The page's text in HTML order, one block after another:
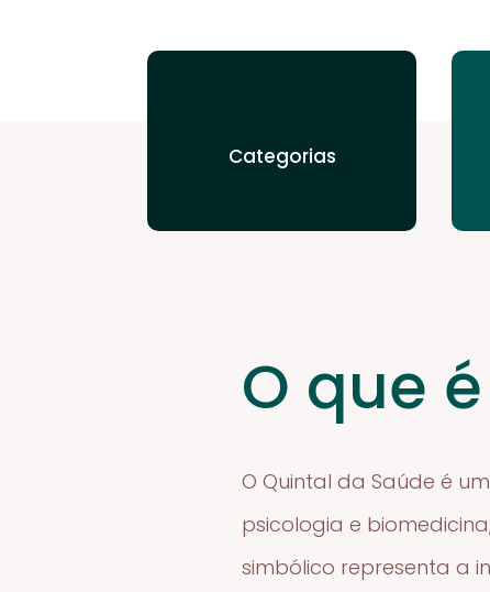
Categorias
O que
O Quintal da Saúde é
psicologia e
simbólico representa a